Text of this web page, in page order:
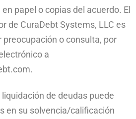
papel o copias del acuerdo. El
de CuraDebt Systems, LLC es
preocupación o consulta, por
a
.
de deudas puede
en su solvencia/calificación